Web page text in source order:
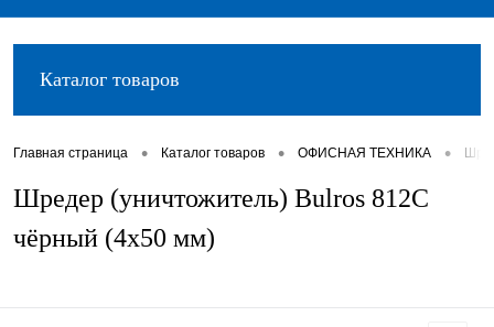
Каталог товаров
Главная страница • Каталог товаров • ОФИСНАЯ ТЕХНИКА •
Шредер (уничтожитель) Bulros 812C
чёрный (4x50 мм)